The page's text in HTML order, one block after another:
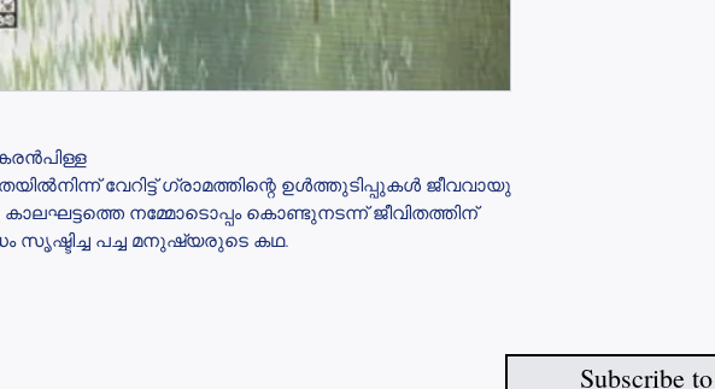
വേറിട്ട് ഗ്രാമത്തിന്റെ ഉൾത്തുടിപ്പുകൾ ജീവവായു
നമ്മോടൊപ്പം കൊണ്ടുനടന്ന് ജീവിതത്തിന്
സൃഷ്ടിച്ച പച്ച മനുഷ്യരുടെ കഥ.
Subscribe